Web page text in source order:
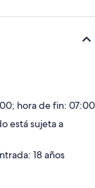
hora de fin: 07:00
está sujeta a
18 años